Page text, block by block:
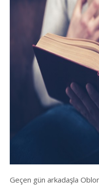
Geçen gün arkadaşla